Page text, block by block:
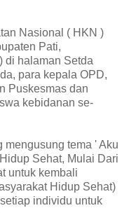
Nasional ( HKN )
Pati,
di halaman Setda
para kepala OPD,
Puskesmas dan
kebidanan se-
tema ' Aku
Sehat, Mulai Dari
untuk kembali
Hidup Sehat)
individu untuk